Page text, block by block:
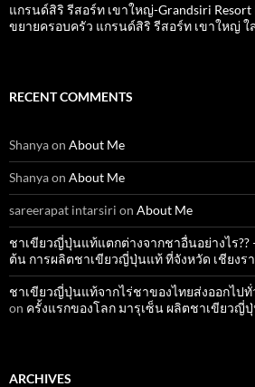
แกรนด์สิริ​ รีสอร์ท​ เขาใหญ่​-Grandsiri​
ขยายครอบครัว แกรนด์สิริ รีสอร์ท เขาใหญ่
RECENT COMMENTS
Shanyaon About Me
Shanyaon About Me
sareerapat intarsiri on About Me
ชาเขียวญี่ปุ่นแท้แตกต่างจากชาอื่นอย่างไร??
ต้น การผลิตชาเขียวญี่ปุ่นแท้ ที่จังหวัด เชียงร
ชาเขียวญี่ปุ่นแท้จากไร่ชาของไทยส่งออกไป
on ครั้งแรกของโลก มารุเซ็น ผลิตชาเขียวญี่
ARCHIVES